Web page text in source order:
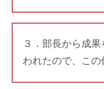
３．部長から成
われたので、この